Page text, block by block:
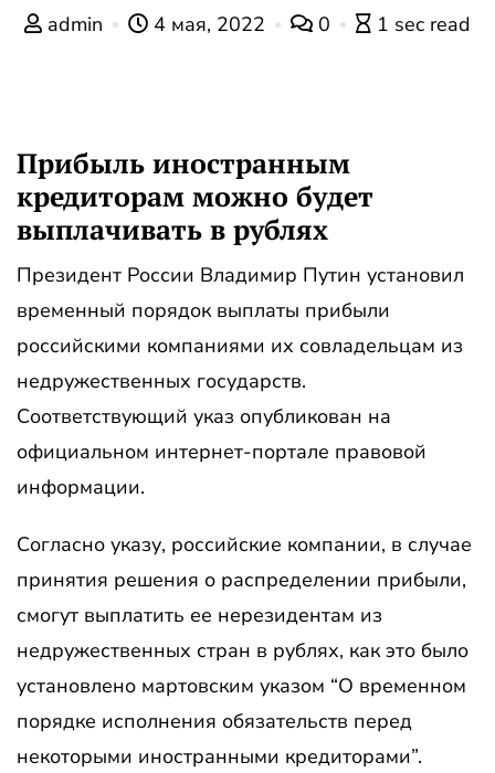
admin 4 мая, 2022 0 1 sec read
Прибыль иностранным
кредиторам можно будет
выплачивать в рублях
Президент России Владимир Путин установил
временный порядок выплаты прибыли
российскими компаниями их совладельцам из
недружественных государств.
Соответствующий указ опубликован на
официальном интернет-портале правовой
информации.
Согласно указу, российские компании, в случае
принятия решения о распределении прибыли,
смогут выплатить ее нерезидентам из
недружественных стран в рублях, как это было
установлено мартовским указом “О временном
порядке исполнения обязательств перед
некоторыми иностранными кредиторами”.